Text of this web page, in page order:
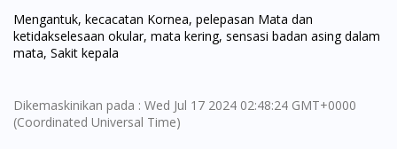
Mengantuk, kecacatan Kornea, pelepasan Mata dan
ketidakselesaan okular, mata kering, sensasi badan asing dalam
mata, Sakit kepala
Dikemaskinikan pada : Wed Jul 17 2024 02:48:24 GMT+0000
(Coordinated Universal Time)